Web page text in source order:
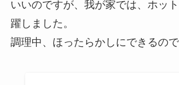
いいのですが、我が家では、 ホッ
躍 しました。
調理中、ほったらかしにできるので